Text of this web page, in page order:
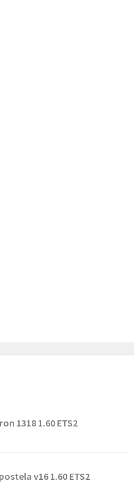
1318 1.60 ETS2
v16 1.60 ETS2